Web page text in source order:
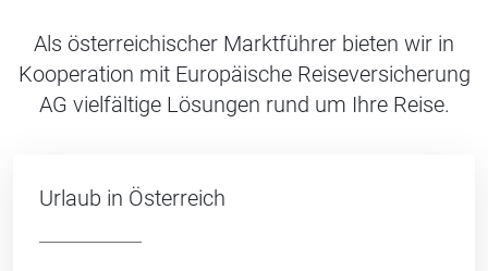
Als österreichischer Marktführer bieten wir in
Kooperation mit Europäische Reiseversicherung
AG vielfältige Lösungen rund um Ihre Reise.
Urlaub in Österreich